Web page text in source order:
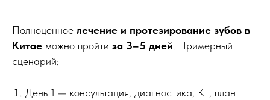
Полноценное лечение и протезирование зубов в
Китае можно пройти за 3–5 дней . Примерный
сценарий:
День 1 — консультация, диагностика, КТ, план
Для предварительного расчёта достаточно
обычного фото зубов, сделанного на телефон.
Просто сделайте 2–3 подробных снимка
(спереди и по бокам, верхнюю и нижнюю
Telegram.